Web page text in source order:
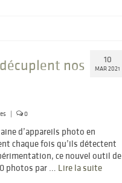
10
MAR 2021
nos
| 0
d’appareils photo en
chaque fois qu’ils détectent
ce nouvel outil de
photos par … Lire la suite­­